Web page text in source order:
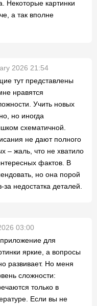
Некоторые картинки
а так вполне
2026 21:54
тут представлены
нравятся
Учить новых
но иногда
схематичной.
не дают полного
– жаль, что не хватило
фактов. В
но она порой
недостатка деталей.
03:00
для
яркие, а вопросы
развивает. Но меня
сложности:
только в
Если вы не